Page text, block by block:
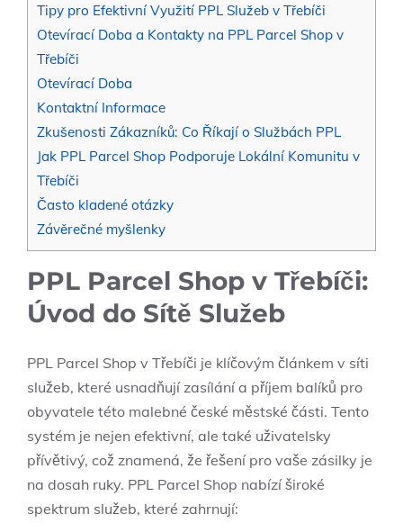
Tipy pro Efektivní Využití PPL Služeb v Třebíči
Otevírací Doba a Kontakty na PPL Parcel Shop v
Třebíči
Otevírací Doba
Kontaktní Informace
Zkušenosti Zákazníků: Co Říkají o Službách PPL
Jak PPL Parcel Shop Podporuje Lokální Komunitu v
Třebíči
Často kladené otázky
Závěrečné myšlenky
PPL Parcel Shop v Třebíči:
Úvod do Sítě Služeb
PPL Parcel Shop v Třebíči je klíčovým článkem v síti
služeb, které usnadňují zasílání a příjem balíků pro
obyvatele této malebné české městské části. Tento
systém je nejen efektivní, ale také uživatelsky
přívětivý, což znamená, že řešení pro vaše zásilky je
na dosah ruky. PPL Parcel Shop nabízí široké
spektrum služeb, které zahrnují: